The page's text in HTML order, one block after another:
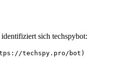
sich techspybot:
techspy.pro/bot)